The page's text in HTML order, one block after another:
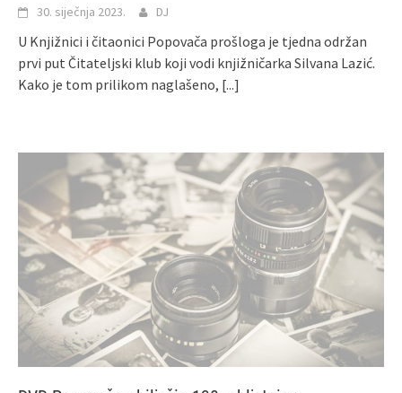
30. siječnja 2023. DJ
U Knjižnici i čitaonici Popovača prošloga je tjedna održan
prvi put Čitateljski klub koji vodi knjižničarka Silvana Lazić.
Kako je tom prilikom naglašeno, [...]